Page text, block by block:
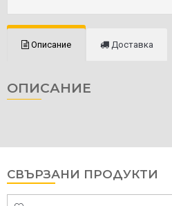
Описание Доставка
ОПИСАНИЕ
СВЪРЗАНИ ПРОДУКТИ